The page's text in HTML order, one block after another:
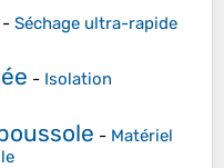
- Séchage ultra-rapide
- Isolation
- Matériel